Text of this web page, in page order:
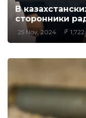
В
сторонники
25 Nov, 2024